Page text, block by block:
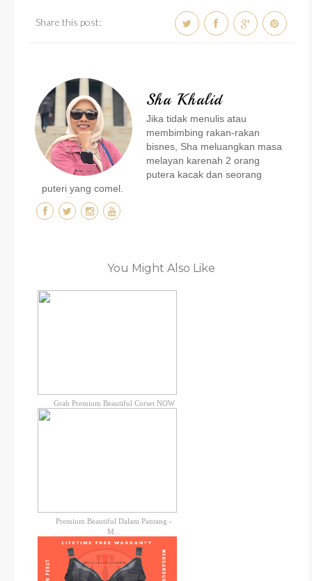
Share this post:
Sha Khalid
Jika tidak menulis atau
membimbing rakan-rakan
bisnes, Sha meluangkan masa
melayan karenah 2 orang
putera kacak dan seorang
puteri yang comel.
You Might Also Like
Grab Premium Beautiful Corset NOW
Premium Beautiful Dalam Pantang -
M...